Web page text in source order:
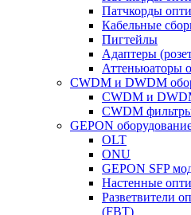
Патчкорды
Кабельные
Пигтейлы
Адаптеры
Аттеньюаторы
CWDM и DWDM
CWDM и
CWDM
GEPON
OLT
ONU
GEPON SFP
Настенные
Разветвители
(FBT)